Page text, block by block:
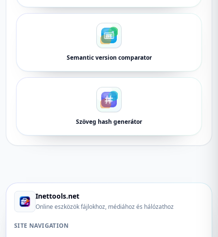
Semantic version comparator
Szöveg hash generátor
Inettools.net
Online eszközök fájlokhoz, médiához és hálózathoz
SITE NAVIGATION